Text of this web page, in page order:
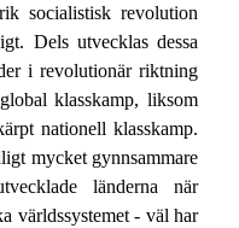
socialistisk revolution
Dels utvecklas dessa
i revolutionär riktning
klasskamp, liksom
nationell klasskamp.
mycket gynnsammare
länderna när
världssystemet - väl har